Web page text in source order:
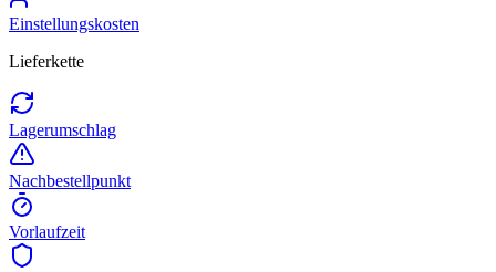
Einstellungskosten
Lieferkette
Lagerumschlag
Nachbestellpunkt
Vorlaufzeit